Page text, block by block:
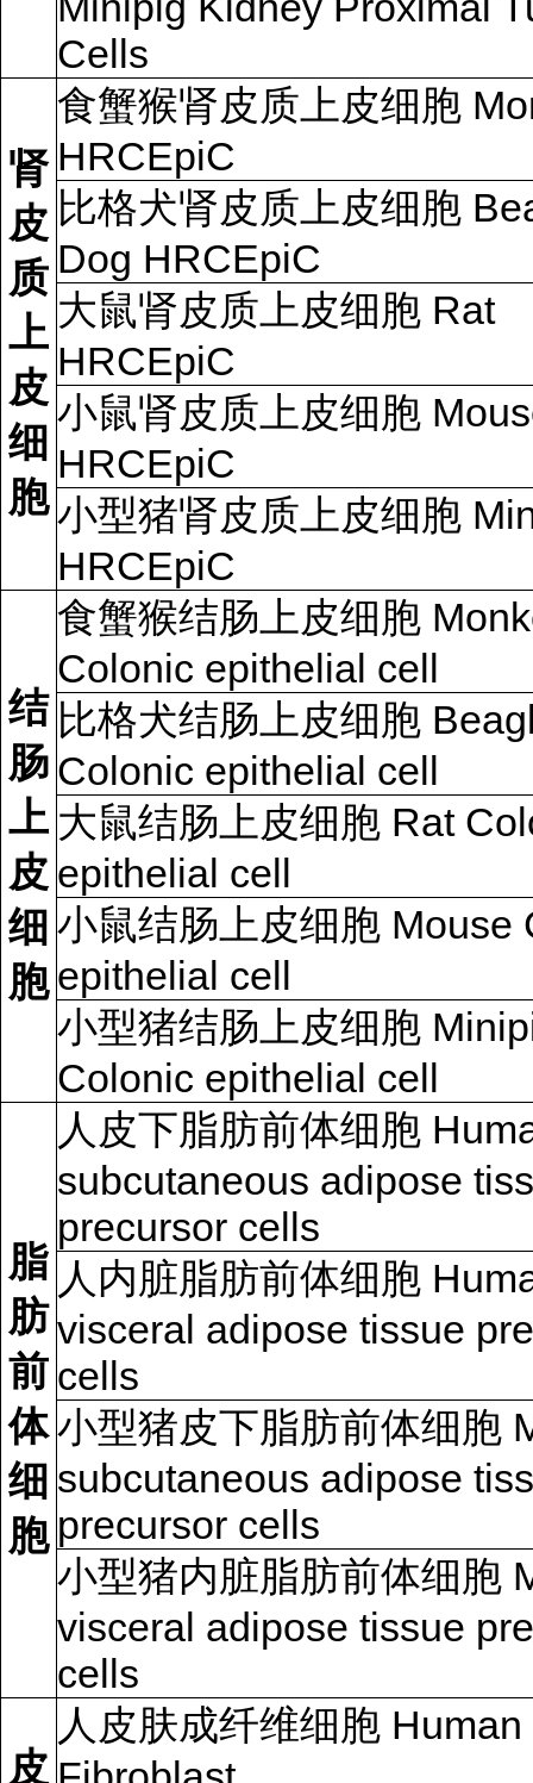
Cells
肾
皮
质
上
皮
细
胞
食蟹猴肾皮质上皮细胞
HRCEpiC
比格犬肾皮质上皮细胞
Dog HRCEpiC
大鼠肾皮质上皮细胞 Rat
HRCEpiC
小鼠肾皮质上皮细胞
HRCEpiC
小型猪肾皮质上皮细胞
HRCEpiC
结
肠
上
皮
细
胞
食蟹猴结肠上皮细胞
Colonic epithelial cell
比格犬结肠上皮细胞
Colonic epithelial cell
大鼠结肠上皮细胞 Rat
epithelial cell
小鼠结肠上皮细胞 Mouse
epithelial cell
小型猪结肠上皮细胞
Colonic epithelial cell
脂
肪
前
体
细
胞
人皮下脂肪前体细胞
subcutaneous adipose
precursor cells
人内脏脂肪前体细胞
visceral adipose tissue
cells
小型猪皮下脂肪前体细胞
subcutaneous adipose
precursor cells
小型猪内脏脂肪前体细胞
visceral adipose tissue
cells
皮
人皮肤成纤维细胞